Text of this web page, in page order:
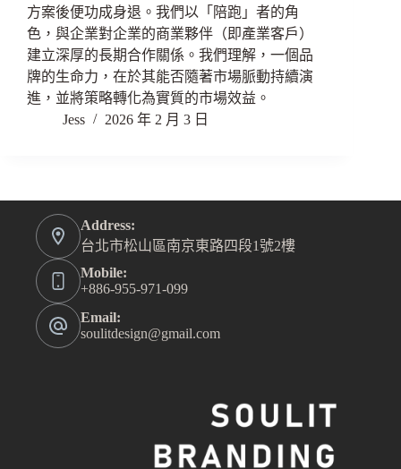
方案後便功成身退。我們以「陪跑」者的角
色，與企業對企業的商業夥伴（即產業客戶）
建立深厚的長期合作關係。我們理解，一個品
牌的生命力，在於其能否隨著市場脈動持續演
進，並將策略轉化為實質的市場效益。
Jess
2026 年 2 月 3 日
Address:
台北市松山區南京東路四段1號2樓
Mobile:
+886-955-971-099
Email:
soulitdesign@gmail.com